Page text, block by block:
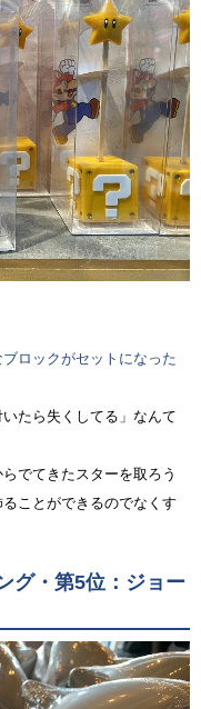
ロックがセットになった
たら失くしてる」なんて
でてきたスターを取ろう
ことができるのでなくす
グ・第5位：ジョー